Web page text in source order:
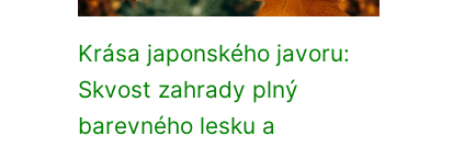
Krása japonského javoru:
Skvost zahrady plný
barevného lesku a